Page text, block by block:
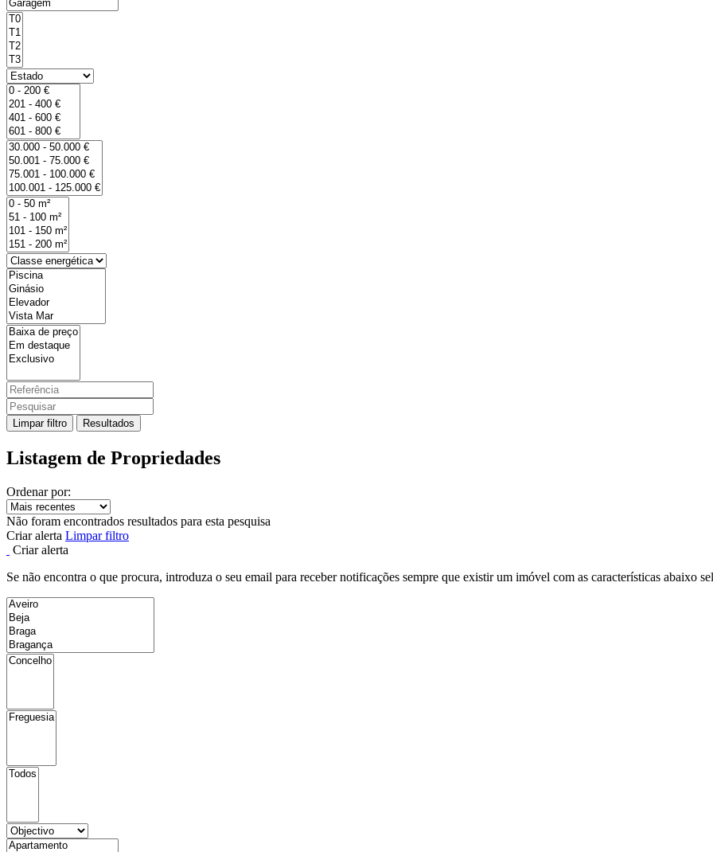
Limpar filtro Resultados
Listagem de Propriedades
Ordenar por:
Não foram encontrados resultados para esta pesquisa
Criar alerta Limpar filtro
Criar alerta
Se não encontra o que procura, introduza o seu email para receber notificações sempre que existir um imóvel com as características abaixo